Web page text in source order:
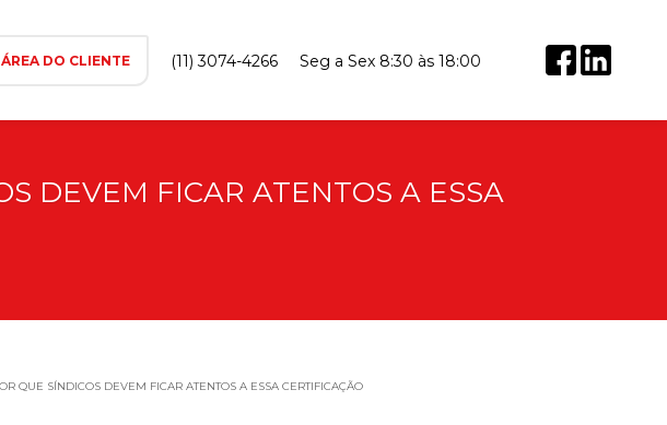
ÁREA DO CLIENTE (11) 3074-4266 Seg a Sex 8:30 às 18:00
DEVEM FICAR ATENTOS A ESSA
QUE SÍNDICOS DEVEM FICAR ATENTOS A ESSA CERTIFICAÇÃO